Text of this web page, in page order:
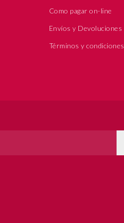
Como pagar on-line
Envíos y Devoluciones
Términos y condiciones